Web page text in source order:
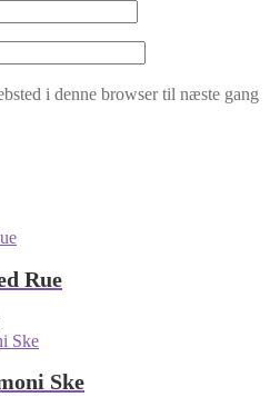
i denne browser til næste gang
Rue
Ske